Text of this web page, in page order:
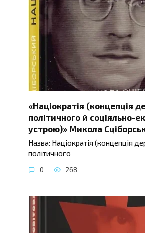
«Націократія (концепція
політичного й соціяльно-
устрою)» Микола
Назва: Націократія (концепція
політичного
0 268